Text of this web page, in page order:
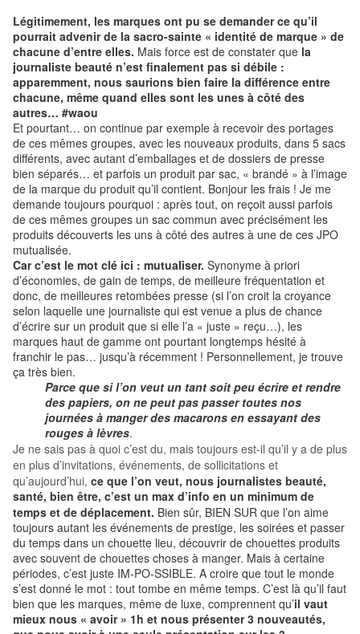
Légitimement, les marques ont pu se demander ce qu’il
pourrait advenir de la sacro-sainte « identité de marque » de
chacune d’entre elles. Mais force est de constater que la
journaliste beauté n’est finalement pas si débile :
apparemment, nous saurions bien faire la différence entre
chacune, même quand elles sont les unes à côté des
autres… #waou
Et pourtant… on continue par exemple à recevoir des portages
de ces mêmes groupes, avec les nouveaux produits, dans 5 sacs
différents, avec autant d’emballages et de dossiers de presse
bien séparés… et parfois un produit par sac, « brandé » à l’image
de la marque du produit qu’il contient. Bonjour les frais ! Je me
demande toujours pourquoi : après tout, on reçoit aussi parfois
de ces mêmes groupes un sac commun avec précisément les
produits découverts les uns à côté des autres à une de ces JPO
mutualisée.
Car c’est le mot clé ici : mutualiser. Synonyme à priori
d’économies, de gain de temps, de meilleure fréquentation et
donc, de meilleures retombées presse (si l’on croit la croyance
selon laquelle une journaliste qui est venue a plus de chance
d’écrire sur un produit que si elle l’a « juste » reçu…), les
marques haut de gamme ont pourtant longtemps hésité à
franchir le pas… jusqu’à récemment ! Personnellement, je trouve
ça très bien.
Parce que si l’on veut un tant soit peu écrire et rendre
des papiers, on ne peut pas passer toutes nos
journées à manger des macarons en essayant des
rouges à lèvres.
Je ne sais pas à quoi c’est du, mais toujours est-il qu’il y a de plus
en plus d’invitations, événements, de sollicitations et
qu’aujourd’hui, ce que l’on veut, nous journalistes beauté,
santé, bien être, c’est un max d’info en un minimum de
temps et de déplacement. Bien sûr, BIEN SUR que l’on aime
toujours autant les événements de prestige, les soirées et passer
du temps dans un chouette lieu, découvrir de chouettes produits
avec souvent de chouettes choses à manger. Mais à certaine
périodes, c’est juste IM-PO-SSIBLE. A croire que tout le monde
s’est donné le mot : tout tombe en même temps. C’est là qu’il faut
bien que les marques, même de luxe, comprennent qu’il vaut
mieux nous « avoir » 1h et nous présenter 3 nouveautés,